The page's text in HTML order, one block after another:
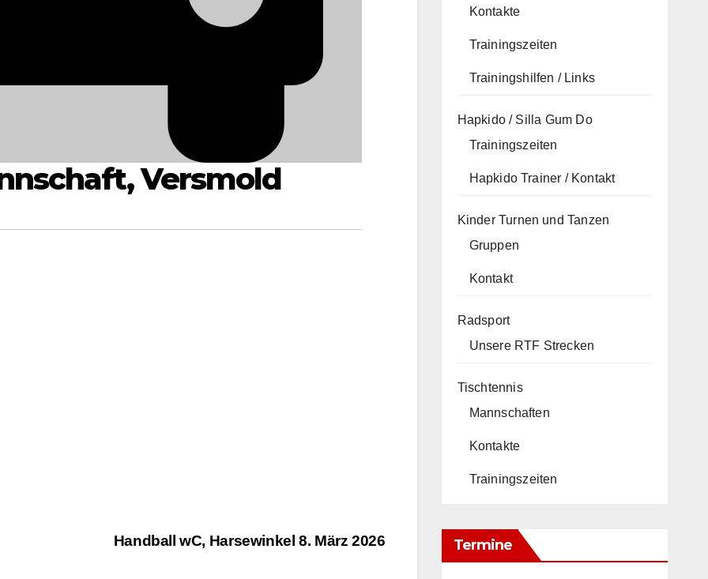
Versmold
Handball wC, Harsewinkel8. März 2026
Kontakte
Trainingszeiten
Trainingshilfen / Links
Hapkido / Silla Gum Do
Trainingszeiten
Hapkido Trainer / Kontakt
Kinder Turnen und Tanzen
Gruppen
Kontakt
Radsport
Unsere RTF Strecken
Tischtennis
Mannschaften
Kontakte
Trainingszeiten
Termine